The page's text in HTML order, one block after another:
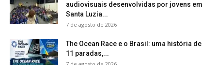
audiovisuais desenvolvidas por jovens em
Santa Luzia...
7 de agosto de 2026
The Ocean Race e o Brasil: uma história de
11 paradas,...